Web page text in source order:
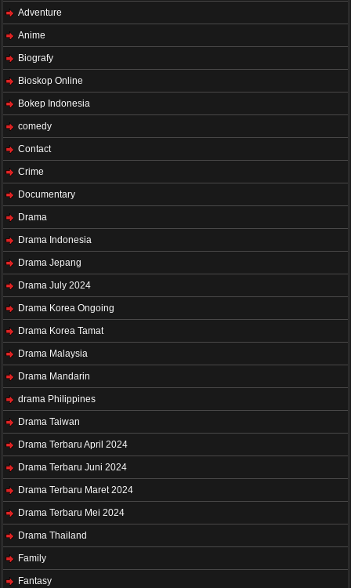
Adventure
Anime
Biografy
Bioskop Online
Bokep Indonesia
comedy
Contact
Crime
Documentary
Drama
Drama Indonesia
Drama Jepang
Drama July 2024
Drama Korea Ongoing
Drama Korea Tamat
Drama Malaysia
Drama Mandarin
drama Philippines
Drama Taiwan
Drama Terbaru April 2024
Drama Terbaru Juni 2024
Drama Terbaru Maret 2024
Drama Terbaru Mei 2024
Drama Thailand
Family
Fantasy